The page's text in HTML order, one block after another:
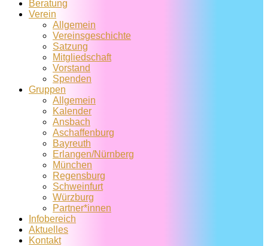
Beratung
Verein
Allgemein
Vereins­geschichte
Satzung
Mitglied­schaft
Vorstand
Spenden
Gruppen
Allgemein
Kalender
Ansbach
Aschaffenburg
Bayreuth
Erlangen/Nürnberg
München
Regensburg
Schweinfurt
Würzburg
Partner*innen
Infobereich
Aktuelles
Kontakt